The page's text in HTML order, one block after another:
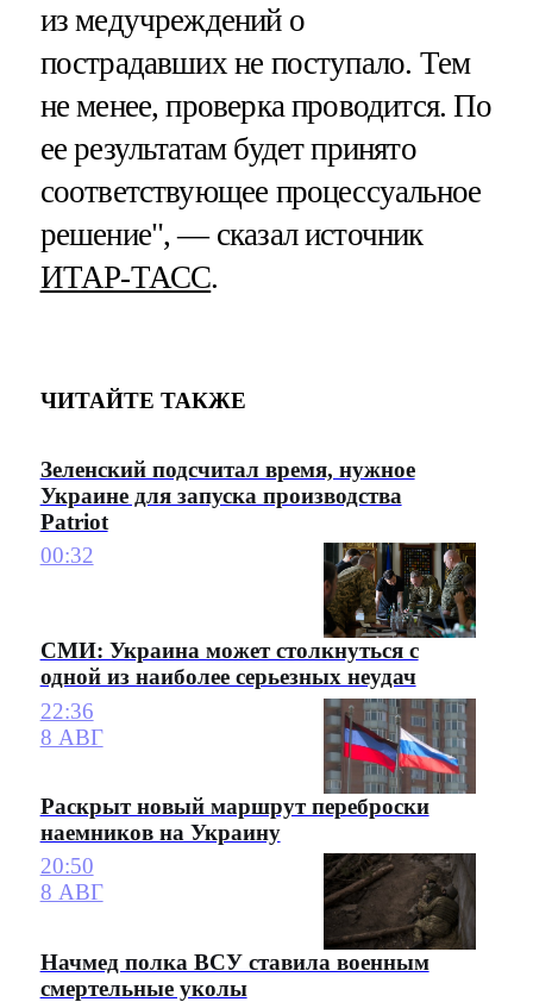
из медучреждений о
пострадавших не поступало. Тем
не менее, проверка проводится. По
ее результатам будет принято
соответствующее процессуальное
решение", — сказал источник
ИТАР-ТАСС.
ЧИТАЙТЕ ТАКЖЕ
Зеленский подсчитал время, нужное
Украине для запуска производства
Patriot
00:32
СМИ: Украина может столкнуться с
одной из наиболее серьезных неудач
22:36
8 АВГ
Раскрыт новый маршрут переброски
наемников на Украину
20:50
8 АВГ
Начмед полка ВСУ ставила военным
смертельные уколы